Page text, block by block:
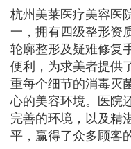
杭州美莱医疗美容医
一，拥有四级整形资
轮廓整形及疑难修复
便利，为求美者提供
重每个细节的消毒灭
心的美容环境。医院
完善的环境，以及精
平，赢得了众多顾客